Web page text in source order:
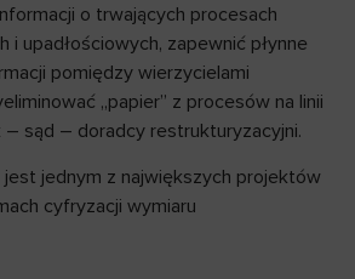
o trwających procesach
i upadłościowych, zapewnić płynne
pomiędzy wierzycielami
„papier” z procesów na linii
– sąd – doradcy restrukturyzacyjni.
jest jednym z największych projektów
cyfryzacji wymiaru